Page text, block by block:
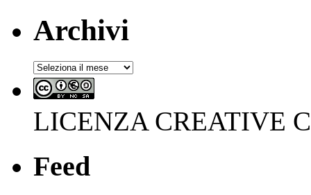
Archivi
Archivi
LICENZA CREATIVE
Feed